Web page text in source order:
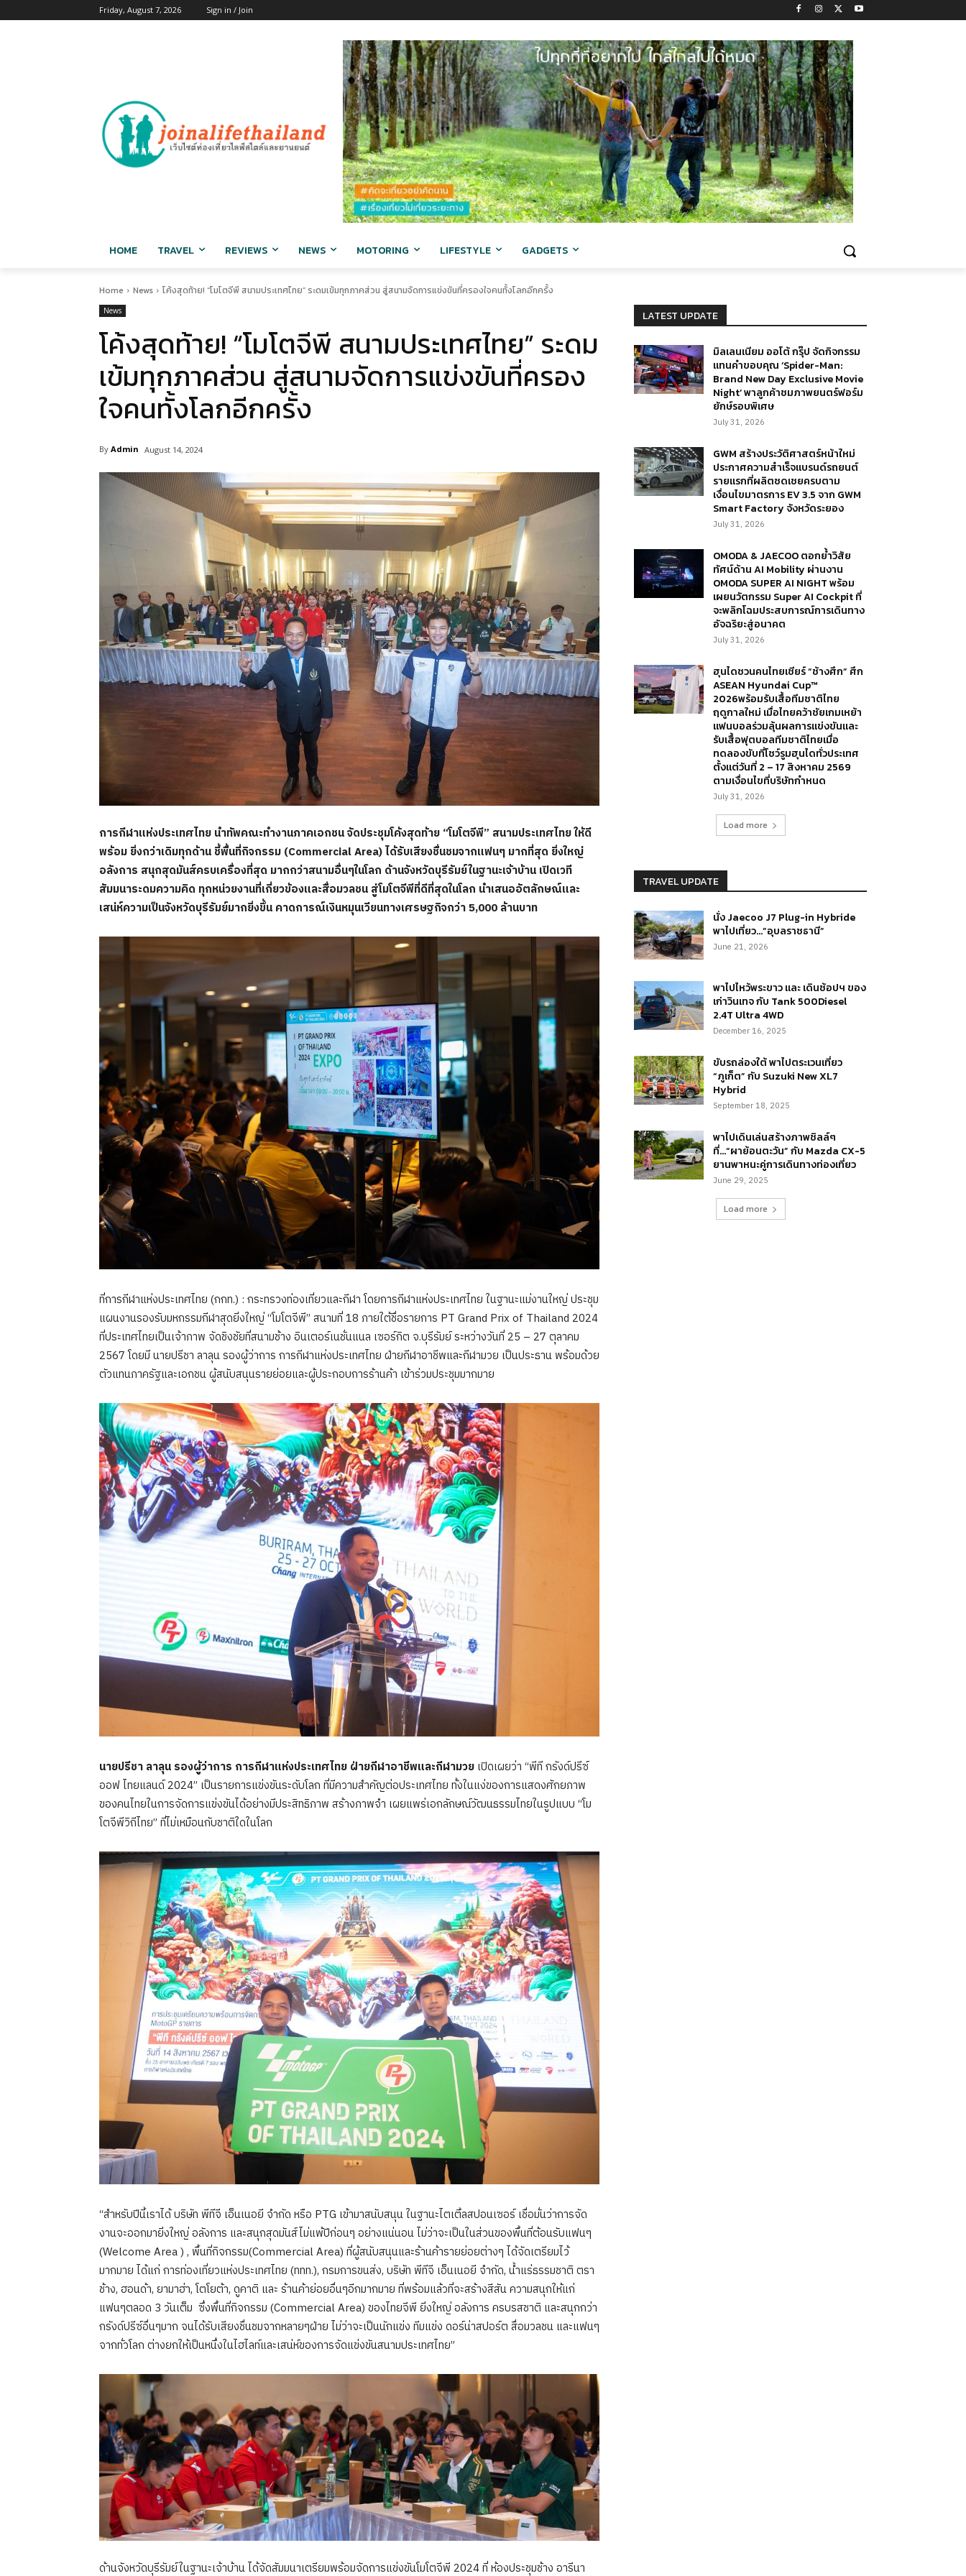
Friday, August 7, 2026 Sign in / Join
HOME TRAVEL REVIEWS NEWS MOTORING LIFESTYLE GADGETS
Home News โค้งสุดท้าย! “โมโตจีพี สนามประเทศไทย” ระดมเข้มทุกภาคส่วน สู่สนามจัดการแข่งขันที่ครองใจคนทั้งโลกอีกครั้ง
News
โค้งสุดท้าย! “โมโตจีพี สนามประเทศไทย” ระดม
เข้มทุกภาคส่วน สู่สนามจัดการแข่งขันที่ครอง
ใจคนทั้งโลกอีกครั้ง
By Admin August 14, 2024
การกีฬาแห่งประเทศไทย นำทัพคณะทำงานภาคเอกชน จัดประชุมโค้งสุดท้าย “โมโตจีพี” สนามประเทศไทย ให้ดี
พร้อม ยิ่งกว่าเดิมทุกด้าน ชี้พื้นที่กิจกรรม (Commercial Area)ได้รับเสียงชื่นชมจากแฟนๆ มากที่สุด ยิ่งใหญ่
อลังการ สนุกสุดมันส์ครบเครื่องที่สุด มากกว่าสนามอื่นๆในโลก ด้านจังหวัดบุรีรัมย์ในฐานะเจ้าบ้าน เปิดเวที
สัมมนาระดมความคิด ทุกหน่วยงานที่เกี่ยวข้องและสื่อมวลชน สู่โมโตจีพีที่ดีที่สุดในโลก นำเสนออัตลักษณ์และ
เสน่ห์ความเป็นจังหวัดบุรีรัมย์มากยิ่งขึ้น คาดการณ์เงินหมุนเวียนทางเศรษฐกิจกว่า 5,000 ล้านบาท
ที่การกีฬาแห่งประเทศไทย (กกท.) : กระทรวงท่องเที่ยวและกีฬา โดยการกีฬาแห่งประเทศไทย ในฐานะแม่งานใหญ่ ประชุม
แผนงานรองรับมหกรรมกีฬาสุดยิ่งใหญ่ “โมโตจีพี” สนามที่ 18 ภายใต้ชื่อรายการ PT Grand Prix of Thailand 2024
ที่ประเทศไทยเป็นเจ้าภาพ จัดชิงชัยที่สนามช้าง อินเตอร์เนชั่นแนล เซอร์กิต จ.บุรีรัมย์ ระหว่างวันที่ 25 – 27 ตุลาคม
2567 โดยมี นายปรีชา ลาลุน รองผู้ว่าการ การกีฬาแห่งประเทศไทย ฝ่ายกีฬาอาชีพและกีฬามวย เป็นประธาน พร้อมด้วย
ตัวแทนภาครัฐและเอกชน ผู้สนับสนุนรายย่อยและผู้ประกอบการร้านค้า เข้าร่วมประชุมมากมาย
นายปรีชา ลาลุน รองผู้ว่าการ การกีฬาแห่งประเทศไทย ฝ่ายกีฬาอาชีพและกีฬามวย เปิดเผยว่า “พีที กรังด์ปรีซ์
ออฟ ไทยแลนด์ 2024” เป็นรายการแข่งขันระดับโลก ที่มีความสำคัญต่อประเทศไทย ทั้งในแง่ของการแสดงศักยภาพ
ของคนไทยในการจัดการแข่งขันได้อย่างมีประสิทธิภาพ สร้างภาพจำ เผยแพร่เอกลักษณ์วัฒนธรรมไทยในรูปแบบ “โม
โตจีพีวิถีไทย” ที่ไม่เหมือนกับชาติใดในโลก
“สำหรับปีนี้เราได้ บริษัท พีทีจี เอ็นเนอยี จำกัด หรือ PTG เข้ามาสนับสนุน ในฐานะไตเติ้ลสปอนเซอร์ เชื่อมั่นว่าการจัด
งานจะออกมายิ่งใหญ่ อลังการ และสนุกสุดมันส์ไม่แพ้ปีก่อนๆ อย่างแน่นอน ไม่ว่าจะเป็นในส่วนของพื้นที่ต้อนรับแฟนๆ
(Welcome Area ) , พื้นที่กิจกรรม(Commercial Area) ที่ผู้สนับสนุนและร้านค้ารายย่อยต่างๆ ได้จัดเตรียมไว้
มากมาย ได้แก่ การท่องเที่ยวแห่งประเทศไทย (ททท.), กรมการขนส่ง, บริษัท พีทีจี เอ็นเนอยี จำกัด, น้ำแร่ธรรมชาติ ตรา
ช้าง, ฮอนด้า, ยามาฮ่า, โตโยต้า, ดูคาติ และ ร้านค้าย่อยอื่นๆอีกมากมาย ที่พร้อมแล้วที่จะสร้างสีสัน ความสนุกให้แก่
แฟนๆตลอด 3 วันเต็ม ซึ่งพื้นที่กิจกรรม (Commercial Area) ของไทยจีพี ยิ่งใหญ่ อลังการ ครบรสชาติ และสนุกกว่า
กรังด์ปรีซ์อื่นๆมาก จนได้รับเสียงชื่นชมจากหลายๆฝ่าย ไม่ว่าจะเป็นนักแข่ง ทีมแข่ง ดอร์น่าสปอร์ต สื่อมวลชน และแฟนๆ
จากทั่วโลก ต่างยกให้เป็นหนึ่งในไฮไลท์และเสน่ห์ของการจัดแข่งขันสนามประเทศไทย”
ด้านจังหวัดบุรีรัมย์ในฐานะเจ้าบ้าน ได้จัดสัมมนาเตรียมพร้อมจัดการแข่งขันโมโตจีพี 2024 ที่ ห้องประชุมช้าง อารีนา
LATEST UPDATE
มิลเลนเนียม ออโต้ กรุ๊ป จัดกิจกรรม
แทนคำขอบคุณ ‘Spider-Man:
Brand New Day Exclusive Movie
Night’ พาลูกค้าชมภาพยนตร์ฟอร์ม
ยักษ์รอบพิเศษ
July 31, 2026
GWM สร้างประวัติศาสตร์หน้าใหม่
ประกาศความสำเร็จแบรนด์รถยนต์
รายแรกที่ผลิตชดเชยครบตาม
เงื่อนไขมาตรการ EV 3.5 จาก GWM
Smart Factory จังหวัดระยอง
July 31, 2026
OMODA & JAECOO ตอกย้ำวิสัย
ทัศน์ด้าน AI Mobility ผ่านงาน
OMODA SUPER AI NIGHT พร้อม
เผยนวัตกรรม Super AI Cockpit ที่
จะพลิกโฉมประสบการณ์การเดินทาง
อัจฉริยะสู่อนาคต
July 31, 2026
ฮุนไดชวนคนไทยเชียร์ “ช้างศึก” ศึก
ASEAN Hyundai Cup™
2026พร้อมรับเสื้อทีมชาติไทย
ฤดูกาลใหม่ เมื่อไทยคว้าชัยเกมเหย้า
แฟนบอลร่วมลุ้นผลการแข่งขันและ
รับเสื้อฟุตบอลทีมชาติไทยเมื่อ
ทดลองขับที่โชว์รูมฮุนไดทั่วประเทศ
ตั้งแต่วันที่ 2 – 17 สิงหาคม 2569
ตามเงื่อนไขที่บริษัทกำหนด
July 31, 2026
Load more
TRAVEL UPDATE
นั่ง Jaecoo J7 Plug-in Hybride
พาไปเที่ยว…”อุบลราชธานี”
June 21, 2026
พาไปไหว้พระขาว และ เดินช้อปฯ ของ
เก่าวินเทจ กับ Tank 500Diesel
2.4T Ultra 4WD
December 16, 2025
ขับรถล่องใต้ พาไปตระเวนเที่ยว
“ภูเก็ต” กับ Suzuki New XL7
Hybrid
September 18, 2025
พาไปเดินเล่นสร้างภาพชิลล์ๆ
ที่…“ผาย้อนตะวัน” กับ Mazda CX-5
ยานพาหนะคู่การเดินทางท่องเที่ยว
June 29, 2025
Load more